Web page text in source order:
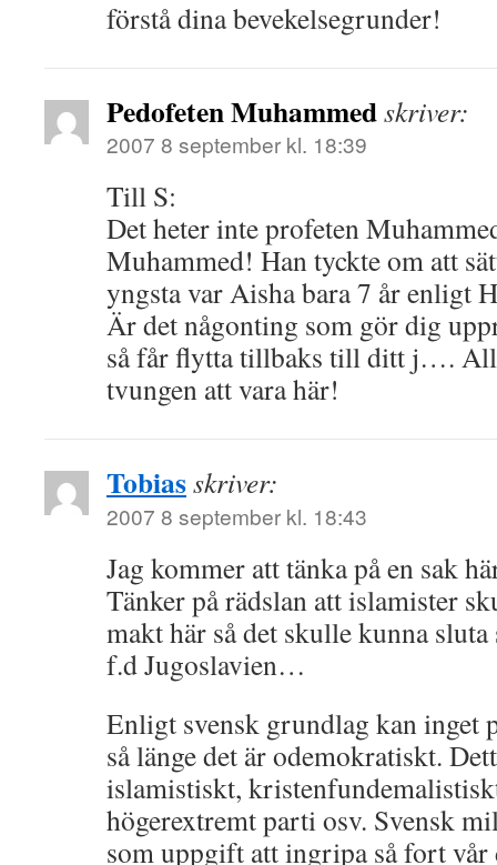
förstå dina bevekelsegrunder!
Pedofeten Muhammedskriver:
2007 8 september kl. 18:39
Till S:
Det heter inte profeten
Muhammed! Han tyckte om att
yngsta var Aisha bara 7 år enligt
Är det någonting som gör dig
så får flytta tillbaks till ditt j….
tvungen att vara här!
Tobiasskriver:
2007 8 september kl. 18:43
Jag kommer att tänka på en sak
Tänker på rädslan att islamister
makt här så det skulle kunna
f.d Jugoslavien…
Enligt svensk grundlag kan inget
så länge det är odemokratiskt.
islamistiskt,
högerextremt parti osv. Svensk
som uppgift att ingripa så fort